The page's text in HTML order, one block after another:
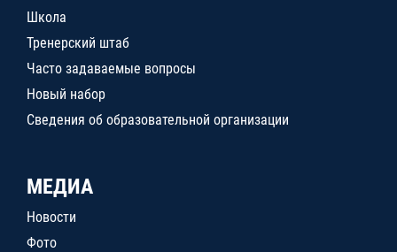
Школа
Тренерский штаб
Часто задаваемые вопросы
Новый набор
Сведения об образовательной организации
МЕДИА
Новости
Фото